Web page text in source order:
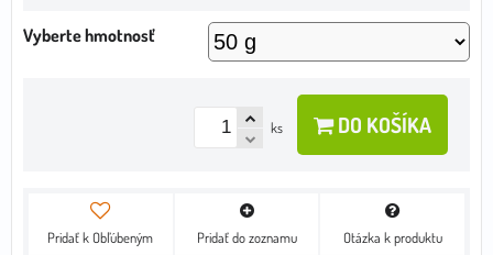
Vyberte hmotnosť
ks DO KOŠÍKA
Pridať k Obľúbeným Pridať do zoznamu Otázka k produktu